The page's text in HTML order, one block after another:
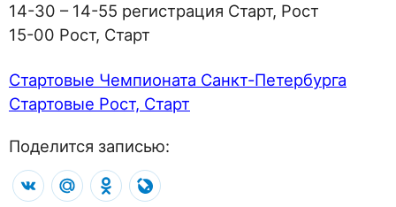
14-30 – 14-55 регистрация Старт, Рост
15-00 Рост, Старт
Стартовые Чемпионата Санкт-Петербурга
Стартовые Рост, Старт
Поделится записью:
VK Mail.RuOdnoklassniki